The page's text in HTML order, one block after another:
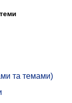
та темами)